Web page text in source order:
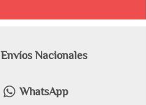
Envíos Nacionales
WhatsApp